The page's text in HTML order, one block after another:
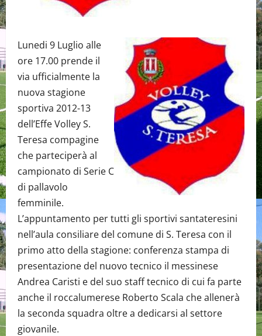
Lunedi 9 Luglio alle
ore 17.00 prende il
via ufficialmente la
nuova stagione
sportiva 2012-13
dell’Effe Volley S.
Teresa compagine
che parteciperà al
campionato di Serie C
di pallavolo
femminile.
L’appuntamento per tutti gli sportivi santateresini
nell’aula consiliare del comune di S. Teresa con il
primo atto della stagione: conferenza stampa di
presentazione del nuovo tecnico il messinese
Andrea Caristi e del suo staff tecnico di cui fa parte
anche il roccalumerese Roberto Scala che allenerà
la seconda squadra oltre a dedicarsi al settore
giovanile.